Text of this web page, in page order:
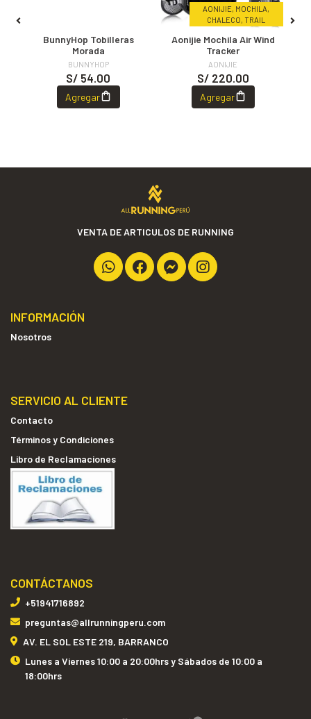
BunnyHop Tobilleras
Morada
BUNNYHOP
S/ 54.00
Agregar
AONIJIE, MOCHILA,
CHALECO, TRAIL
Aonijie Mochila Air Wind
Tracker
AONIJIE
S/ 220.00
Agregar
VENTA DE ARTICULOS DE RUNNING
INFORMACIÓN
Nosotros
SERVICIO AL CLIENTE
Contacto
Términos y Condiciones
Libro de Reclamaciones
CONTÁCTANOS
+51941716892
preguntas@allrunningperu.com
AV. EL SOL ESTE 219, BARRANCO
Lunes a Viernes 10:00 a 20:00hrs y Sábados de 10:00 a
18:00hrs